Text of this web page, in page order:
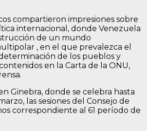
compartieron impresiones sobre
internacional, donde Venezuela
de un mundo
, en el que prevalezca el
de los pueblos y
en la Carta de la ONU,
Ginebra, donde se celebra hasta
las sesiones del Consejo de
correspondiente al 61 período de